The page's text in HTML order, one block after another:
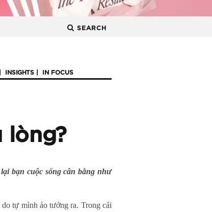
SEARCH
INSIGHTS IN FOCUS
lòng?
bạn cuộc sống cân bằng như
tự mình ảo tưởng ra. Trong cái